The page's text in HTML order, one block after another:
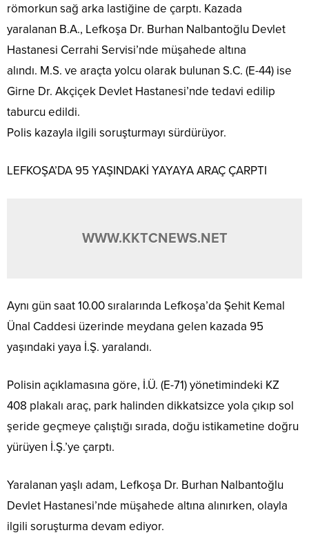
römorkun sağ arka lastiğine de çarptı. Kazada
yaralanan B.A., Lefkoşa Dr. Burhan Nalbantoğlu Devlet
Hastanesi Cerrahi Servisi’nde müşahede altına
alındı. M.S. ve araçta yolcu olarak bulunan S.C. (E-44) ise
Girne Dr. Akçiçek Devlet Hastanesi’nde tedavi edilip
taburcu edildi.
Polis kazayla ilgili soruşturmayı sürdürüyor.
LEFKOŞA’DA 95 YAŞINDAKİ YAYAYA ARAÇ ÇARPTI
WWW.KKTCNEWS.NET
Aynı gün saat 10.00 sıralarında Lefkoşa’da Şehit Kemal
Ünal Caddesi üzerinde meydana gelen kazada 95
yaşındaki yaya İ.Ş. yaralandı.
Polisin açıklamasına göre, İ.Ü. (E-71) yönetimindeki KZ
408 plakalı araç, park halinden dikkatsizce yola çıkıp sol
şeride geçmeye çalıştığı sırada, doğu istikametine doğru
yürüyen İ.Ş.’ye çarptı.
Yaralanan yaşlı adam, Lefkoşa Dr. Burhan Nalbantoğlu
Devlet Hastanesi’nde müşahede altına alınırken, olayla
ilgili soruşturma devam ediyor.